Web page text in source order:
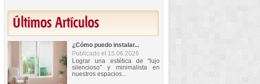
Últimos Artículos
¿Cómo puedo instalar...
Publicado el 15.06.2026
Lograr una estética de "lujo
silencioso" y minimalista en
nuestros espacios...